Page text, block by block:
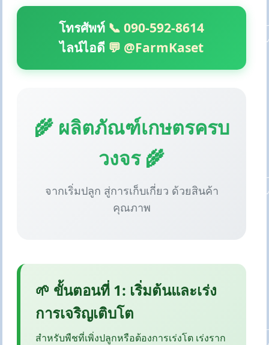
โทรศัพท์ 📞 090-592-8614
ไลน์ไอดี 💬 @FarmKaset
🌾 ผลิตภัณฑ์เกษตรครบ
วงจร 🌾
จากเริ่มปลูก สู่การเก็บเกี่ยว ด้วยสินค้า
คุณภาพ
🌱 ขั้นตอนที่ 1: เริ่มต้นและเร่ง
การเจริญเติบโต
สำหรับพืชที่เพิ่งปลูกหรือต้องการเร่งโต เร่งราก